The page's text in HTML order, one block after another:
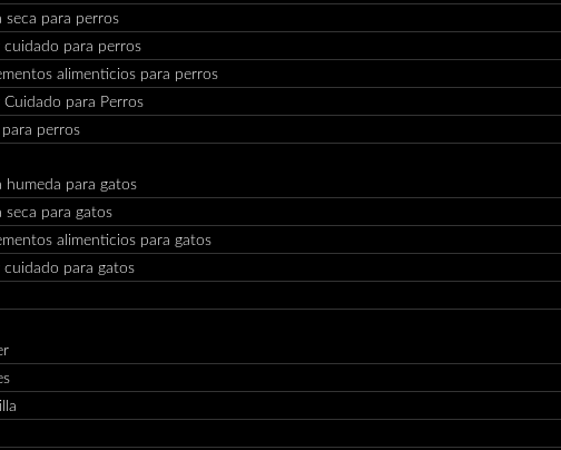
seca para perros
cuidado para perros
alimenticios para perros
Cuidado para Perros
para perros
humeda para gatos
seca para gatos
alimenticios para gatos
cuidado para gatos